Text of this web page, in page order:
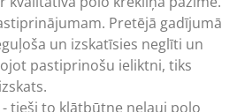
Pretējā gadījumā
un izskatīsies neglīti un
pastiprinošu ieliktni, tiks
tieši to klātbūtne neļauj polo